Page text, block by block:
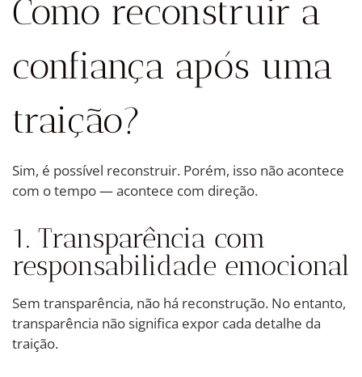
Como reconstruir a
confiança após uma
traição?
Sim, é possível reconstruir. Porém, isso não acontece
com o tempo — acontece com direção.
1. Transparência com
responsabilidade emocional
Sem transparência, não há reconstrução. No entanto,
transparência não significa expor cada detalhe da
traição.